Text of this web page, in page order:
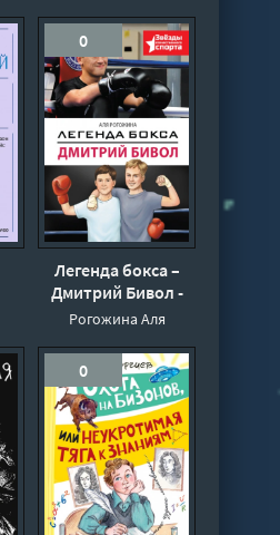
экспертов,
которые меняют
рынок - Каган
Марти, Крис Джонс
0
Легенда бокса –
Дмитрий Бивол -
Аля Рогожина
Рогожина Аля
0